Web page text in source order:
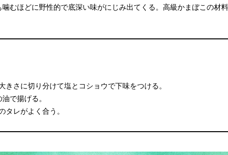
むほどに野性的で底深い味がにじみ出てくる。高級かまぼこの材
さに切り分けて塩とコショウで下味をつける。
で揚げる。
レがよく合う。